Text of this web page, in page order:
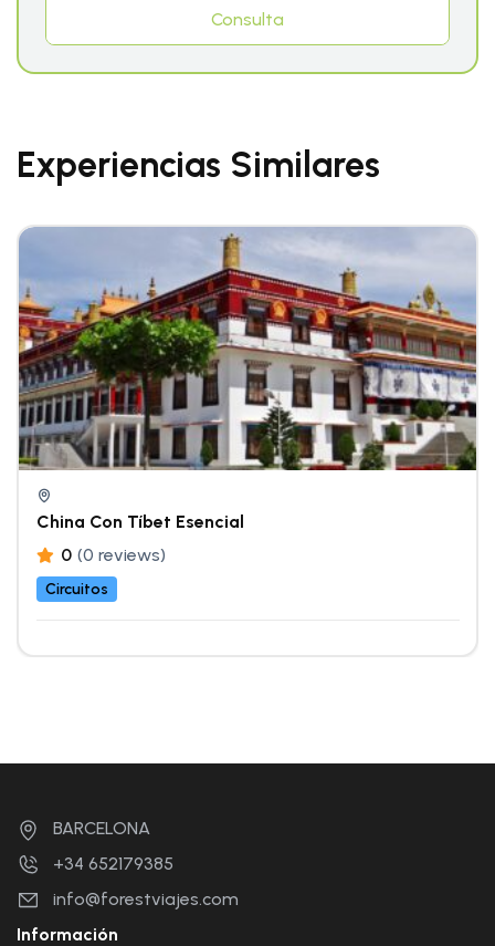
Consulta
Experiencias Similares
China Con Tíbet Esencial
0 (0 reviews)
Circuitos
BARCELONA
+34 652179385
info@forestviajes.com
Información